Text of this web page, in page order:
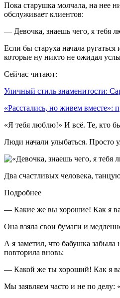
Пока старушка молчала, на нее
обслуживает клиентов:
— Девочка, знаешь чего, я тебя
Если бы старуха начала
которые ну никто не ожидал
Сейчас читают:
Уличный стиль знаменитости:
«Расстались, но живем вместе»:
«Я тебя люблю!» И всё. Те, кто
Люди начали улыбаться. Просто
Два счастливых человека,
Подробнее
— Какие же вы хорошие! Как я
Она взяла свои бумаги и
А я заметил, что бабушка забыла
повторила вновь:
— Какой же ты хороший! Как я
Мы заявляем часто и не по делу: